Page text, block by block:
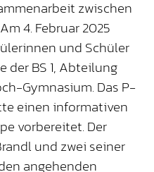
zwischen
4. Februar 2025
und Schüler
der BS 1, Abteilung
Gymnasium. Das P-
einen informativen
vorbereitet. Der
und zwei seiner
angehenden